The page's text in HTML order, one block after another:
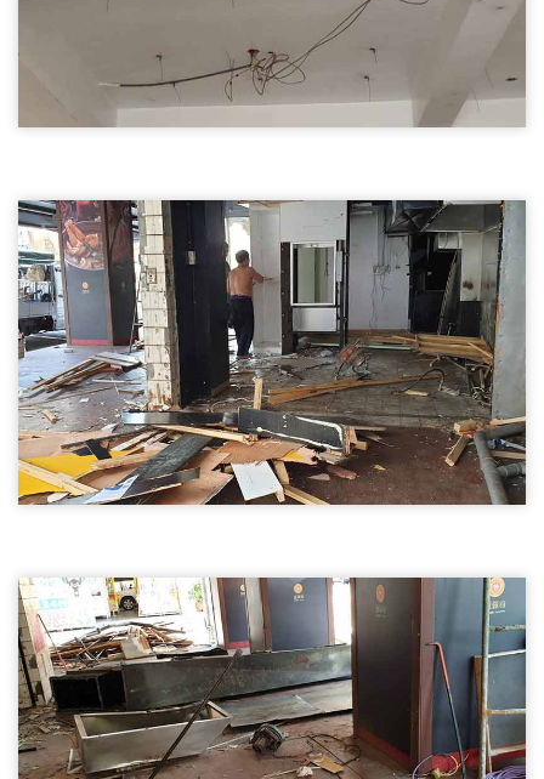
新竹拆除天花板,輕鋼架天花板拆除
新竹拆除天花板
新竹店面裝潢拆除01
新竹店面裝潢拆除
新竹店面裝潢拆除